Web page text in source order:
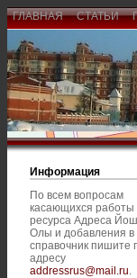
ГЛАВНАЯ СТАТЬИ
Информация
По всем вопросам
касающихся работы
ресурса Адреса
Олы и добавления в
справочник пишите
адресу
addressrus@mail.ru.